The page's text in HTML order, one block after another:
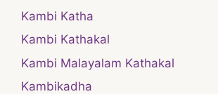
Kambi Katha
Kambi Kathakal
Kambi Malayalam Kathakal
Kambikadha